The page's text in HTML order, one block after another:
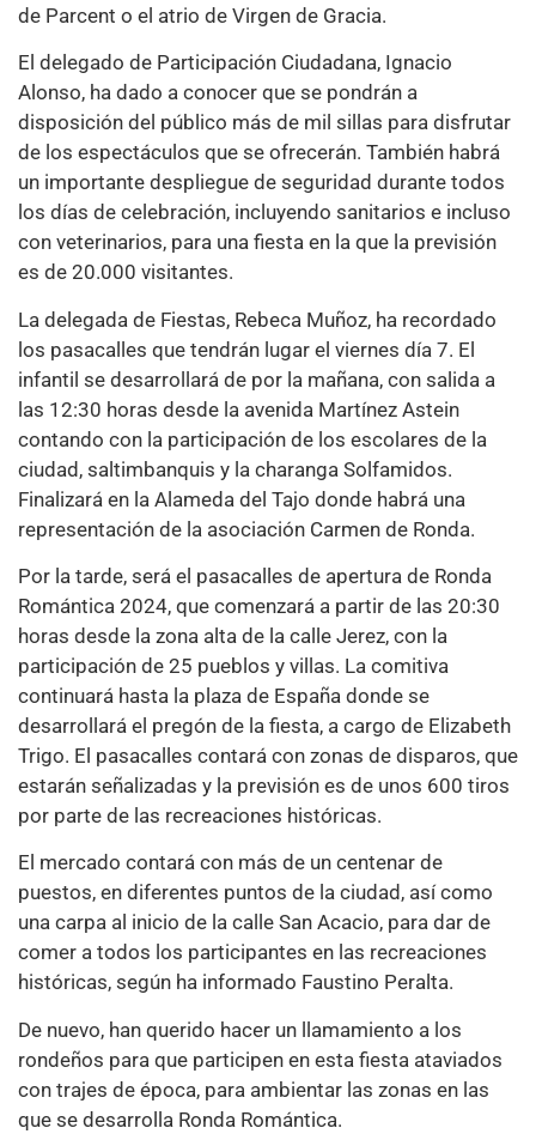
de Parcent o el atrio de Virgen de Gracia.
El delegado de Participación Ciudadana, Ignacio
Alonso, ha dado a conocer que se pondrán a
disposición del público más de mil sillas para disfrutar
de los espectáculos que se ofrecerán. También habrá
un importante despliegue de seguridad durante todos
los días de celebración, incluyendo sanitarios e incluso
con veterinarios, para una fiesta en la que la previsión
es de 20.000 visitantes.
La delegada de Fiestas, Rebeca Muñoz, ha recordado
los pasacalles que tendrán lugar el viernes día 7. El
infantil se desarrollará de por la mañana, con salida a
las 12:30 horas desde la avenida Martínez Astein
contando con la participación de los escolares de la
ciudad, saltimbanquis y la charanga Solfamidos.
Finalizará en la Alameda del Tajo donde habrá una
representación de la asociación Carmen de Ronda.
Por la tarde, será el pasacalles de apertura de Ronda
Romántica 2024, que comenzará a partir de las 20:30
horas desde la zona alta de la calle Jerez, con la
participación de 25 pueblos y villas. La comitiva
continuará hasta la plaza de España donde se
desarrollará el pregón de la fiesta, a cargo de Elizabeth
Trigo. El pasacalles contará con zonas de disparos, que
estarán señalizadas y la previsión es de unos 600 tiros
por parte de las recreaciones históricas.
El mercado contará con más de un centenar de
puestos, en diferentes puntos de la ciudad, así como
una carpa al inicio de la calle San Acacio, para dar de
comer a todos los participantes en las recreaciones
históricas, según ha informado Faustino Peralta.
De nuevo, han querido hacer un llamamiento a los
rondeños para que participen en esta fiesta ataviados
con trajes de época, para ambientar las zonas en las
que se desarrolla Ronda Romántica.